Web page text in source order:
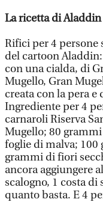
La ricetta di Aladdin
Rifici per 4 persone
del cartoon
con una cialda, di
Mugello, Gran
creata con la pera
Ingrediente per 4
carnaroli Riserva
Mugello; 80
foglie di malva; 100
grammi di fiori
ancora aggiungere
scalogno, 1 costa di
quanto basta. E 4